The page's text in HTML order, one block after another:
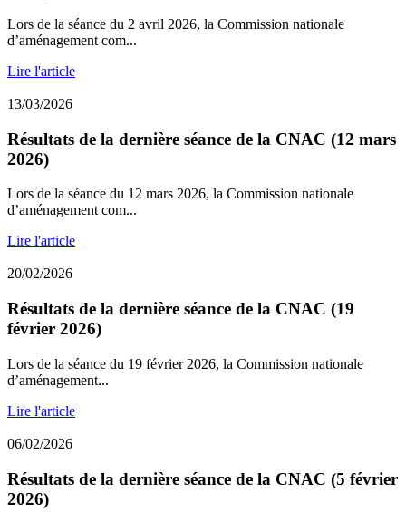
Lors de la séance du 2 avril 2026, la Commission nationale
d’aménagement com...
Lire l'article
13/03/2026
Résultats de la dernière séance de la CNAC (12 mars
2026)
Lors de la séance du 12 mars 2026, la Commission nationale
d’aménagement com...
Lire l'article
20/02/2026
Résultats de la dernière séance de la CNAC (19
février 2026)
Lors de la séance du 19 février 2026, la Commission nationale
d’aménagement...
Lire l'article
06/02/2026
Résultats de la dernière séance de la CNAC (5 février
2026)